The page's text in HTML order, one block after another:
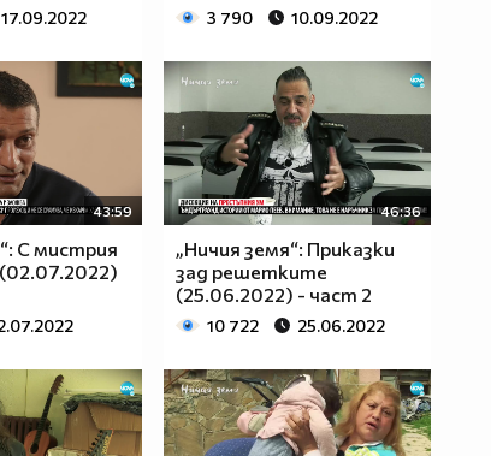
17.09.2022 3 790 10.09.2022
43:59
С мистрия
46:36
„Ничия земя“: Приказки
зад решетките
(25.06.2022) - част 2
10 722 25.06.2022